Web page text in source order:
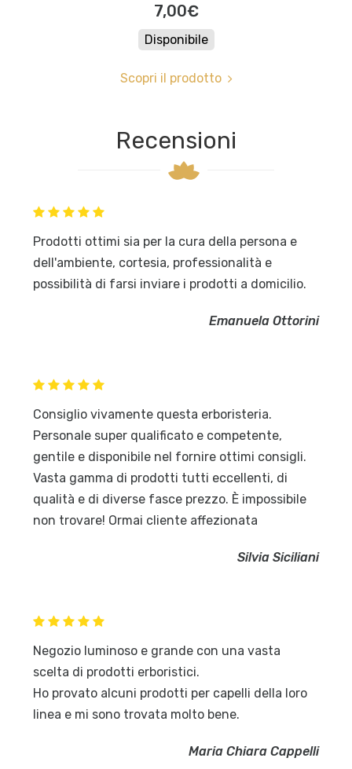
7,00€
Disponibile
Scopri il prodotto
Recensioni
Prodotti ottimi sia per la cura della persona e
dell'ambiente, cortesia, professionalità e
possibilità di farsi inviare i prodotti a domicilio.
Emanuela Ottorini
Consiglio vivamente questa erboristeria.
Personale super qualificato e competente,
gentile e disponibile nel fornire ottimi consigli.
Vasta gamma di prodotti tutti eccellenti, di
qualità e di diverse fasce prezzo. È impossibile
non trovare! Ormai cliente affezionata
Silvia Siciliani
Negozio luminoso e grande con una vasta
scelta di prodotti erboristici.
Ho provato alcuni prodotti per capelli della loro
linea e mi sono trovata molto bene.
Maria Chiara Cappelli